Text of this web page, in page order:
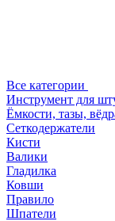
Все категории
Инструмент для
Ёмкости, тазы,
Сеткодержатели
Кисти
Валики
Гладилка
Ковши
Правило
Шпатели